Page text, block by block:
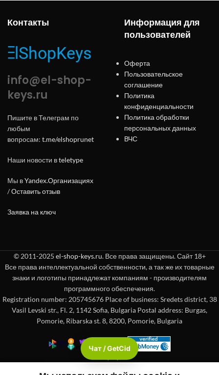
Контакты
info@el-shop-
keys.ru
Пишите в Телеграм по
любым
вопросам: t.me/elshoprunet
Наши новости вteletype
Мы вYandex.Организациях
/Оставить отзыв
Заявка на ключ
Информация для
пользователей
Оферта
Пользовательское
соглашение
Политика
конфиденциальности
Политика обработки
персональных данных
ВЧС
© 2011-2025 el-shop-keys.ru. Все права защищены. Сайт 18+
Все права интеллектуальной собственности, а так же их товарные
знаки и логотипы принадлежат компаниям - производителям
программного обеспечения.
Registration number: 205745676 Place of business: Sredets district, 38
Vasil Levski str., Fl. 2, 1142 Sofia, Bulgaria Postal address: Burgas,
Pomorie, Ribarska st. 8, 8200, Pomorie, Bulgaria
Чат / GetCid